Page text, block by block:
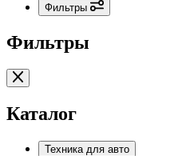
Фильтры
Фильтры
Каталог
Техника для авто